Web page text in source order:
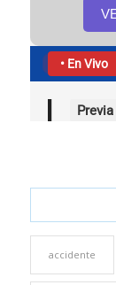
accidente